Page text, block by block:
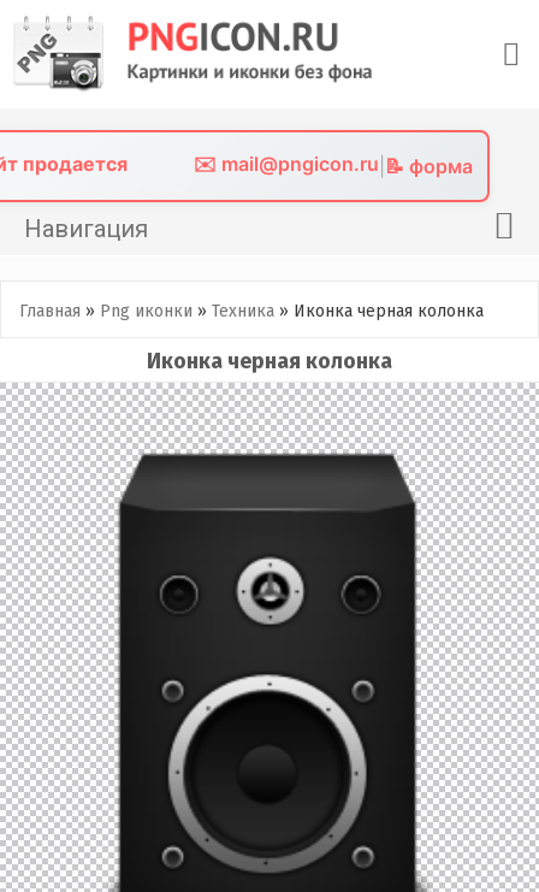
content
продается ✉️ mail@pngicon.ru 📝 форма
Навигация
Png иконки
Картинки без фона
Фото без фона
Контакты
Главная » Png иконки » Техника » Иконка черная колонка
Иконка черная колонка